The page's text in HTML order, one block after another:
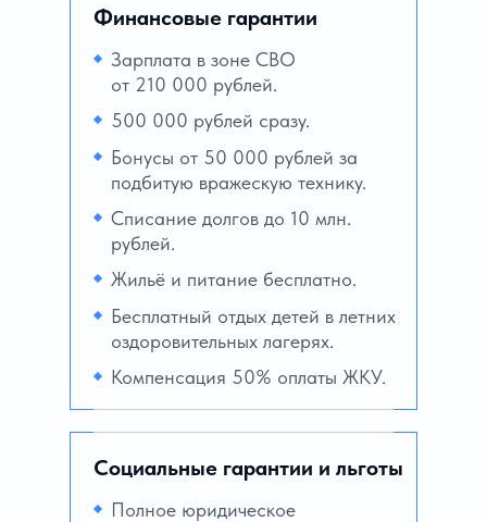
Финансовые гарантии
Социальные гарантии и льготы
Зарплата в зоне СВО
от 210 000 рублей.
500 000 рублей сразу.
Бонусы от 50 000 рублей за
подбитую вражескую технику.
Списание долгов до 10 млн.
рублей.
Жильё и питание бесплатно.
Бесплатный отдых детей в летних
оздоровительных лагерях.
Компенсация 50% оплаты ЖКУ.
Полное юридическое